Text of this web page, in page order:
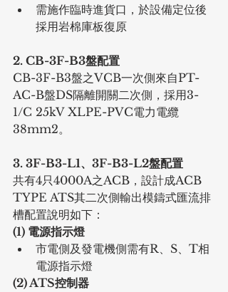
需施作臨時進貨口，於設備定位後
採用岩棉庫板復原
2. CB-3F-B3盤配置
CB-3F-B3盤之VCB一次側來自PT-
AC-B盤DS隔離開關二次側，採用3-
1/C 25kV XLPE-PVC電力電纜
38mm2。
3. 3F-B3-L1、3F-B3-L2盤配置
共有4只4000A之ACB，設計成ACB
TYPE ATS其二次側輸出模鑄式匯流排
槽配置說明如下：
(1) 電源指示燈
市電側及發電機側需有R、S、T相
電源指示燈
(2) ATS控制器